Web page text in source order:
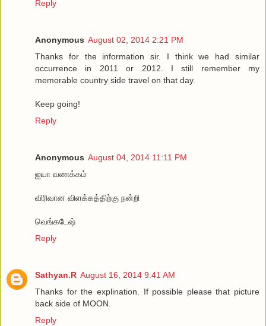
Reply
Anonymous August 02, 2014 2:21 PM
Thanks for the information sir. I think we had similar
occurrence in 2011 or 2012. I still remember my
memorable country side travel on that day.
Keep going!
Reply
Anonymous August 04, 2014 11:11 PM
ஐயா வணக்கம்
விரிவான விளக்கத்திற்கு நன்றி
வெங்கடேஷ்
Reply
Sathyan.R August 16, 2014 9:41 AM
Thanks for the explination. If possible please that picture
back side of MOON.
Reply